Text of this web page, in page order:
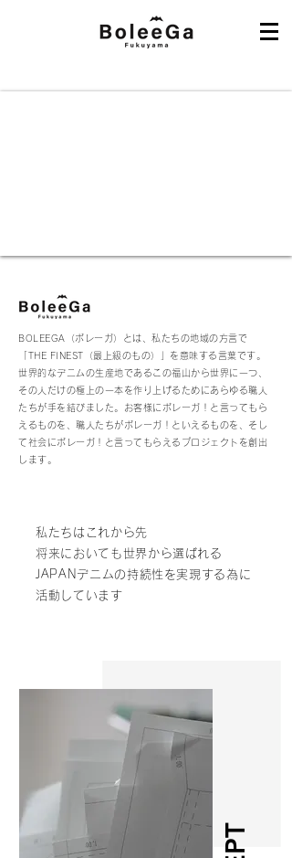
BOLEEGA（ボレーガ）とは、私たちの地域の方言で
「THE FINEST（最上級のもの）」を意味する言葉です。
世界的なデニムの生産地であるこの福山から世界に一つ、
その人だけの極上の一本を作り上げるためにあらゆる職人
たちが手を結びました。お客様にボレーガ！と言ってもら
えるものを、職人たちがボレーガ！といえるものを、そし
て社会にボレーガ！と言ってもらえるプロジェクトを創出
します。
私たちはこれから先
将来においても世界から選ばれる
JAPANデニムの持続性を実現する為に
活動しています